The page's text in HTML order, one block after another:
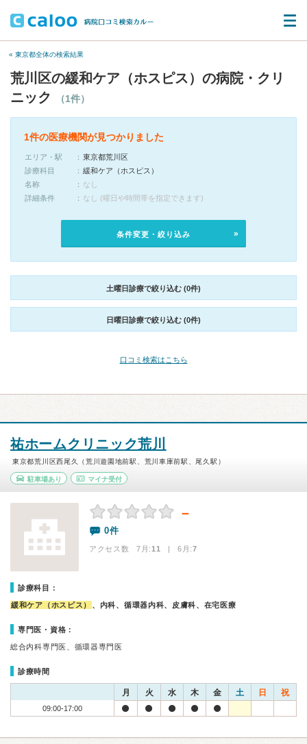
« 東京都全体の検索結果
荒川区の緩和ケア（ホスピス）の病院・クリ
ニック
（1件）
1件の医療機関が見つかりました
エリア・駅
東京都荒川区
診療科目
緩和ケア（ホスピス）
名称
なし
詳細条件
なし (曜日や時間帯を指定できます)
条件変更・絞り込み
土曜日診療で絞り込む (0件)
日曜日診療で絞り込む (0件)
口コミ検索はこちら
祐ホームクリニック荒川
東京都荒川区西尾久（荒川遊園地前駅、荒川車庫前駅、尾久駅）
駐車場あり マイナ受付
－
0件
アクセス数 7月:11 | 6月:7
診療科目：
緩和ケア（ホスピス） 、内科、循環器内科、皮膚科、在宅医療
専門医・資格：
総合内科専門医、循環器専門医
診療時間
月 火 水 木 金 土 日 祝
09:00-17:00